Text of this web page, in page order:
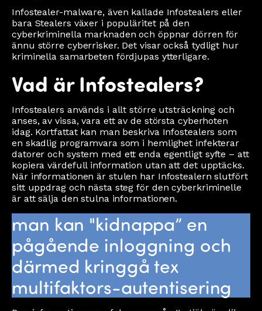
Infostealer-malware, även kallade Infostealers eller
bara Stealers växer i populäritet på den
cyberkriminella marknaden och öppnar dörren för
ännu större cyberrisker. Det visar också tydligt hur
kriminella samarbeten fördjupas ytterligare.
Vad är Infostealers?
Infostealers används i allt större utsträckning och
anses, av vissa, vara ett av de största cyberhoten
idag. Kortfattat kan man beskriva Infostealers som
en skadlig programvara som i hemlighet infekterar
datorer och system med ett enda egentligt syfte – att
kopiera värdefull information utan att det upptäcks.
När informationen är stulen har Infostealern slutfört
sitt uppdrag och nästa steg för den cyberkriminelle
är att sälja den stulna informationen.
man kan "kidnappa” en
pågående inloggning och
därmed kringgå tex
multifaktors-autentisering